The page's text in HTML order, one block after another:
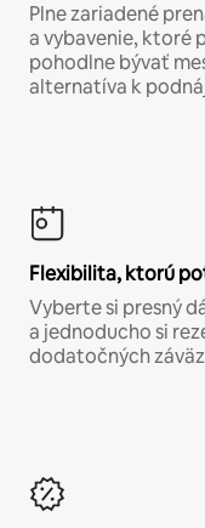
Plne zariadené
a vybavenie, ktoré
pohodlne bývať
alternatíva k
Flexibilita, ktorú
Vyberte si presný
a jednoducho si
dodatočných